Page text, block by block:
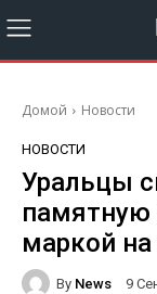
Домой Новости
НОВОСТИ
Уральцы
памятную
маркой на
By News 9